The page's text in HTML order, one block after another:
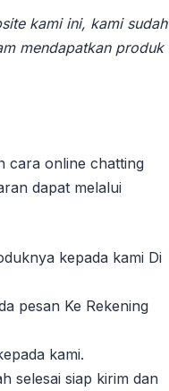
kami ini, kami sudah
mendapatkan produk
cara online chatting
dapat melalui
kepada kami Di
pesan Ke Rekening
kami.
selesai siap kirim dan